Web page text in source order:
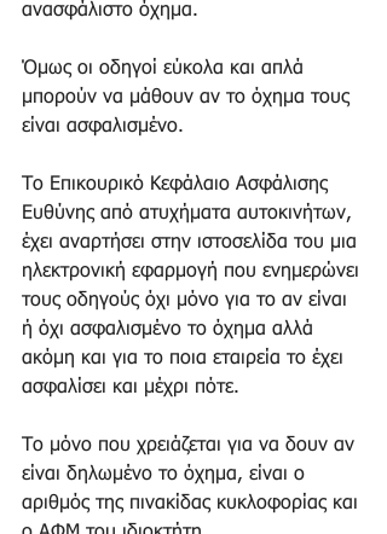
ανασφάλιστο όχημα.
Όμως οι οδηγοί εύκολα και απλά
μπορούν να μάθουν αν το όχημα τους
είναι ασφαλισμένο.
Το Επικουρικό Κεφάλαιο Ασφάλισης
Ευθύνης από ατυχήματα αυτοκινήτων,
έχει αναρτήσει στην ιστοσελίδα του μια
ηλεκτρονική εφαρμογή που ενημερώνει
τους οδηγούς όχι μόνο για το αν είναι
ή όχι ασφαλισμένο το όχημα αλλά
ακόμη και για το ποια εταιρεία το έχει
ασφαλίσει και μέχρι πότε.
Το μόνο που χρειάζεται για να δουν αν
είναι δηλωμένο το όχημα, είναι ο
αριθμός της πινακίδας κυκλοφορίας και